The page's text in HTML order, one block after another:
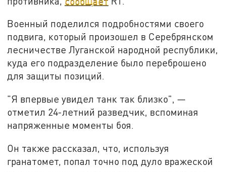
Военный поделился подробностями своего
подвига, который произошел в Серебрянском
лесничестве Луганской народной республики,
куда его подразделение было переброшено
для защиты позиций.
"Я впервые увидел танк так близко", —
отметил 24-летний разведчик, вспоминая
напряженные моменты боя.
Он также рассказал, что, используя
гранатомет, попал точно под дуло вражеской